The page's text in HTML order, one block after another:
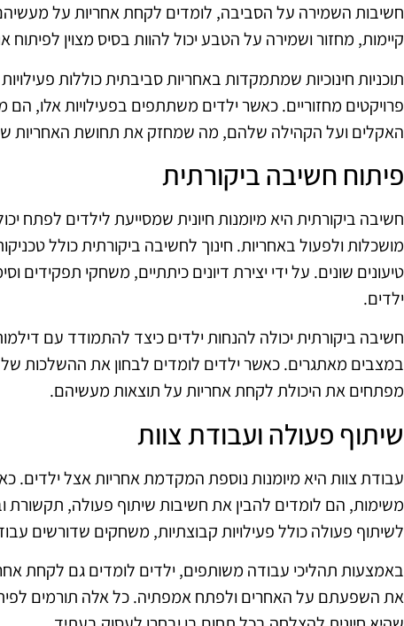
חשיבות השמירה על הסביבה, לומדים לקחת אחריות על
קיימות, מחזור ושמירה על הטבע יכול להוות בסיס מצוין לפיתוח
תוכניות חינוכיות שמתמקדות באחריות סביבתית כוללות פעילויות
פרויקטים מחזוריים. כאשר ילדים משתתפים בפעילויות אלו,
האקלים ועל הקהילה שלהם, מה שמחזק את תחושת האחריות
פיתוח חשיבה ביקורתית
חשיבה ביקורתית היא מיומנות חיונית שמסייעת לילדים לפתח
מושכלות ולפעול באחריות. חינוך לחשיבה ביקורתית כולל
טיעונים שונים. על ידי יצירת דיונים כיתתיים, משחקי תפקידים
ילדים.
חשיבה ביקורתית יכולה להנחות ילדים כיצד להתמודד עם
במצבים מאתגרים. כאשר ילדים לומדים לבחון את ההשלכות
מפתחים את היכולת לקחת אחריות על תוצאות מעשיהם.
שיתוף פעולה ועבודת צוות
עבודת צוות היא מיומנות נוספת המקדמת אחריות אצל ילדים.
משימות, הם לומדים להבין את חשיבות שיתוף פעולה, תקשורת
לשיתוף פעולה כולל פעילויות קבוצתיות, משחקים שדורשים
באמצעות תהליכי עבודה משותפים, ילדים לומדים גם לקחת
את השפעתם על האחרים ולפתח אמפתיה. כל אלה תורמים